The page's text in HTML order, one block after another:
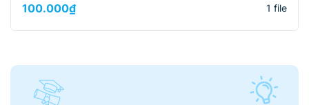
100.000₫ 1 file